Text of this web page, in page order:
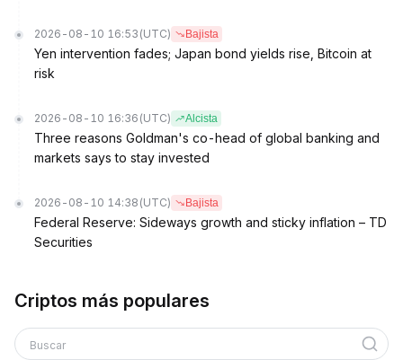
2026-08-10 16:53 (UTC) Bajista
Yen intervention fades; Japan bond yields rise, Bitcoin at
risk
2026-08-10 16:36 (UTC) Alcista
Three reasons Goldman's co-head of global banking and
markets says to stay invested
2026-08-10 14:38 (UTC) Bajista
Federal Reserve: Sideways growth and sticky inflation – TD
Securities
Criptos más populares
Buscar